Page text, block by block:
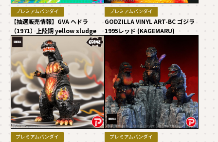
プレミアムバンダイ
【抽選販売情報】GVA ヘドラ
（1971）上陸期 yellow sludge
プレミアムバンダイ
GODZILLA VINYL ART-BC ゴジラ
1995レッド (KAGEMARU)
プレミアムバンダイ プレミアムバンダイ